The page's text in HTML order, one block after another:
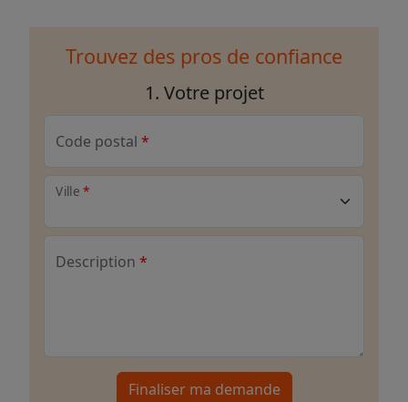
Trouvez des pros de confiance
1. Votre projet
Code postal
Ville
Description
Finaliser ma demande